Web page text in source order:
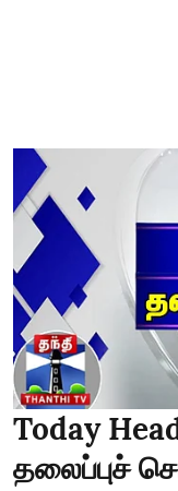
Today
தலைப்புச்